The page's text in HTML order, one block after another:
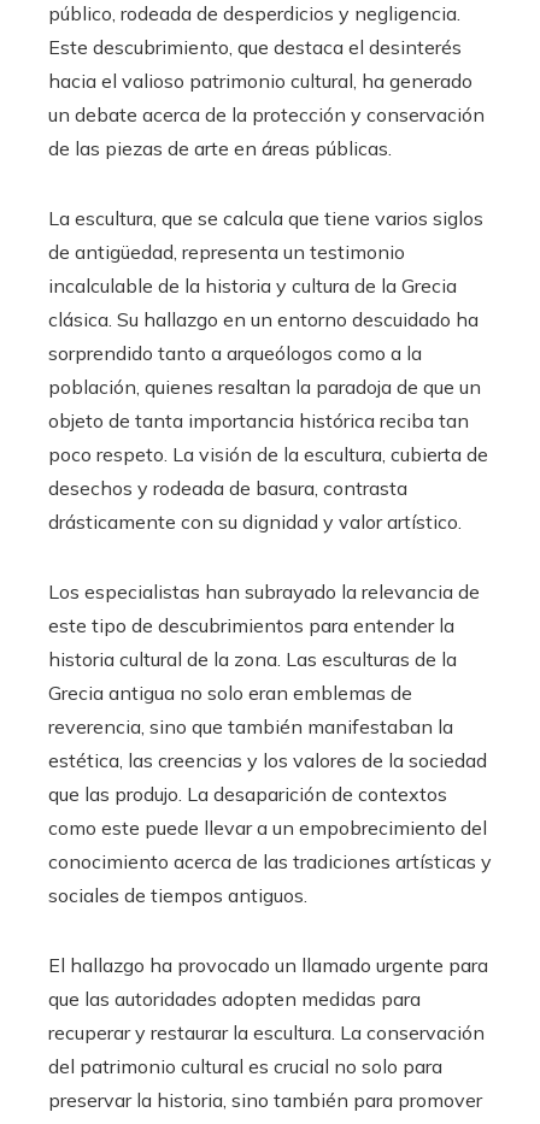
público, rodeada de desperdicios y negligencia.
Este descubrimiento, que destaca el desinterés
hacia el valioso patrimonio cultural, ha generado
un debate acerca de la protección y conservación
de las piezas de arte en áreas públicas.
La escultura, que se calcula que tiene varios siglos
de antigüedad, representa un testimonio
incalculable de la historia y cultura de la Grecia
clásica. Su hallazgo en un entorno descuidado ha
sorprendido tanto a arqueólogos como a la
población, quienes resaltan la paradoja de que un
objeto de tanta importancia histórica reciba tan
poco respeto. La visión de la escultura, cubierta de
desechos y rodeada de basura, contrasta
drásticamente con su dignidad y valor artístico.
Los especialistas han subrayado la relevancia de
este tipo de descubrimientos para entender la
historia cultural de la zona. Las esculturas de la
Grecia antigua no solo eran emblemas de
reverencia, sino que también manifestaban la
estética, las creencias y los valores de la sociedad
que las produjo. La desaparición de contextos
como este puede llevar a un empobrecimiento del
conocimiento acerca de las tradiciones artísticas y
sociales de tiempos antiguos.
El hallazgo ha provocado un llamado urgente para
que las autoridades adopten medidas para
recuperar y restaurar la escultura. La conservación
del patrimonio cultural es crucial no solo para
preservar la historia, sino también para promover